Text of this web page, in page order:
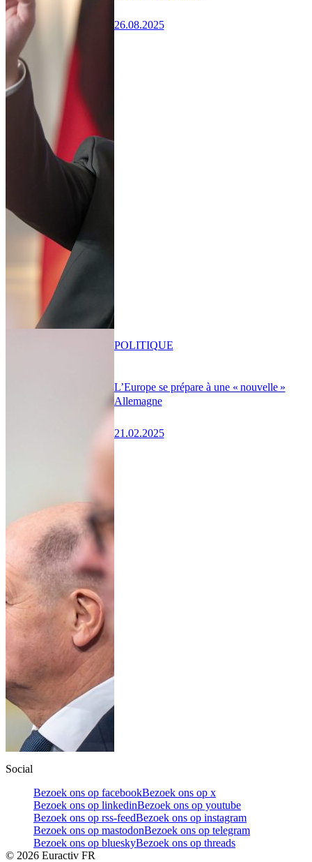
26.08.2025
L’Europe se prépare à une « nouvelle »
Allemagne
21.02.2025
POLITIQUE
Social
Bezoek ons op facebookBezoek ons op x
Bezoek ons op linkedinBezoek ons op youtube
Bezoek ons op rss-feedBezoek ons op instagram
Bezoek ons op mastodonBezoek ons op telegram
Bezoek ons op blueskyBezoek ons op threads
© 2026 Euractiv FR